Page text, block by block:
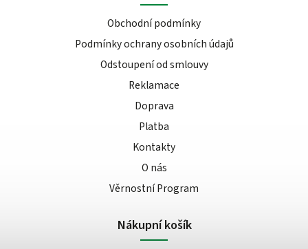
Obchodní podmínky
Podmínky ochrany osobních údajů
Odstoupení od smlouvy
Reklamace
Doprava
Platba
Kontakty
O nás
Věrnostní Program
Nákupní košík